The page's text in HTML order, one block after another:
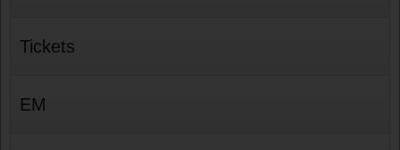
Tickets
EM